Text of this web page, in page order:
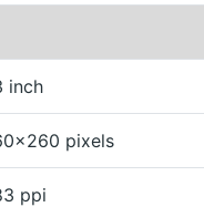
，根據活動和休息
自動監測您的睡眠
定位準確度，同時
多項運動表現分析
inch
pixels
ppi